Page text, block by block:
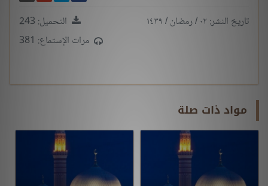
تاريخ النشر: ٠٢ / رمضان / ١٤٣٩
التحميل: 243
مرات الإستماع: 381
مواد ذات صلة